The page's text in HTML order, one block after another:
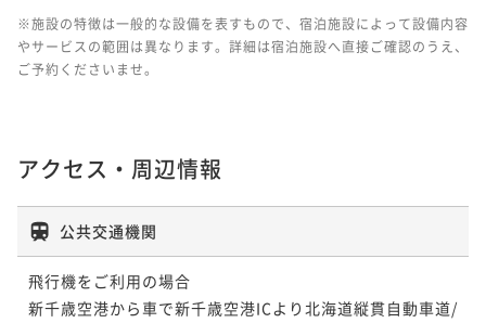
※施設の特徴は一般的な設備を表すもので、宿泊施設によって設備内容
やサービスの範囲は異なります。詳細は宿泊施設へ直接ご確認のうえ、
ご予約くださいませ。
アクセス・周辺情報
公共交通機関
飛行機をご利用の場合
新千歳空港から車で新千歳空港ICより北海道縦貫自動車道/